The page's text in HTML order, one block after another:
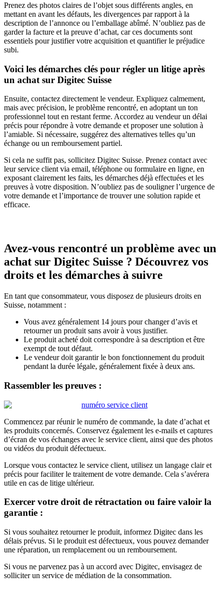
Prenez des photos claires de l’objet sous différents angles, en
mettant en avant les défauts, les divergences par rapport à la
description de l’annonce ou l’emballage abîmé. N’oubliez pas de
garder la facture et la preuve d’achat, car ces documents sont
essentiels pour justifier votre acquisition et quantifier le préjudice
subi.
Voici les démarches clés pour régler un litige après
un achat sur Digitec Suisse
Ensuite, contactez directement le vendeur. Expliquez calmement,
mais avec précision, le problème rencontré, en adoptant un ton
professionnel tout en restant ferme. Accordez au vendeur un délai
précis pour répondre à votre demande et proposer une solution à
l’amiable. Si nécessaire, suggérez des alternatives telles qu’un
échange ou un remboursement partiel.
Si cela ne suffit pas, sollicitez Digitec Suisse. Prenez contact avec
leur service client via email, téléphone ou formulaire en ligne, en
exposant clairement les faits, les démarches déjà effectuées et les
preuves à votre disposition. N’oubliez pas de souligner l’urgence de
votre demande et l’importance de trouver une solution rapide et
efficace.
Avez-vous rencontré un problème avec un
achat sur Digitec Suisse ? Découvrez vos
droits et les démarches à suivre
En tant que consommateur, vous disposez de plusieurs droits en
Suisse, notamment :
Vous avez généralement 14 jours pour changer d’avis et
retourner un produit sans avoir à vous justifier.
Le produit acheté doit correspondre à sa description et être
exempt de tout défaut.
Le vendeur doit garantir le bon fonctionnement du produit
pendant la durée légale, généralement fixée à deux ans.
Rassembler les preuves :
Commencez par réunir le numéro de commande, la date d’achat et
les produits concernés. Conservez également les e-mails et captures
d’écran de vos échanges avec le service client, ainsi que des photos
ou vidéos du produit défectueux.
Lorsque vous contactez le service client, utilisez un langage clair et
précis pour faciliter le traitement de votre demande. Cela s’avérera
utile en cas de litige ultérieur.
Exercer votre droit de rétractation ou faire valoir la
garantie :
Si vous souhaitez retourner le produit, informez Digitec dans les
délais prévus. Si le produit est défectueux, vous pouvez demander
une réparation, un remplacement ou un remboursement.
Si vous ne parvenez pas à un accord avec Digitec, envisagez de
solliciter un service de médiation de la consommation.